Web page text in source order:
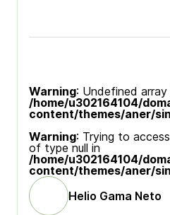
Warning: Undefined
/home/u302164104/
content/themes/aner/
Warning: Trying to
of type null in
/home/u302164104/
content/themes/aner/
Helio Gama Neto